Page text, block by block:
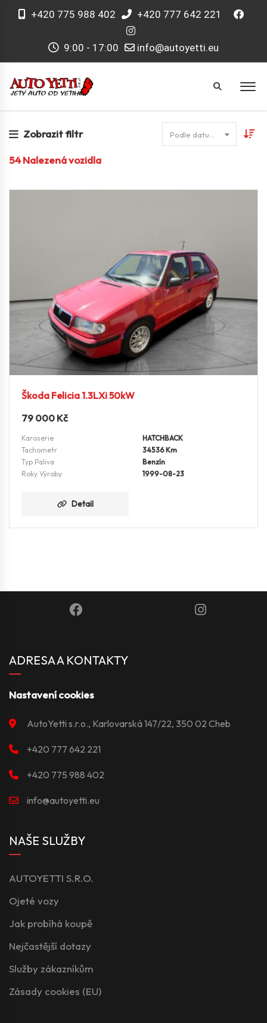
+420 775 988 402 +420 777 642 221
9:00 - 17:00 info@autoyetti.eu
Zobrazit filtr
54Nalezená vozidla
Škoda Felicia 1.3LXi 50kW
79 000 Kč
Karoserie
HATCHBACK
Tachometr
34536 Km
Typ Paliva
Benzín
Roky Výroby
1999-08-23
Detail
ADRESA A KONTAKTY
Nastavení cookies
AutoYetti s.r.o., Karlovarská 147/22, 350 02 Cheb
+420 777 642 221
+420 775 988 402
info@autoyetti.eu
NAŠE SLUŽBY
AUTOYETTI S.R.O.
Ojeté vozy
Jak probíhá koupě
Nejčastější dotazy
Služby zákazníkům
Zásady cookies (EU)